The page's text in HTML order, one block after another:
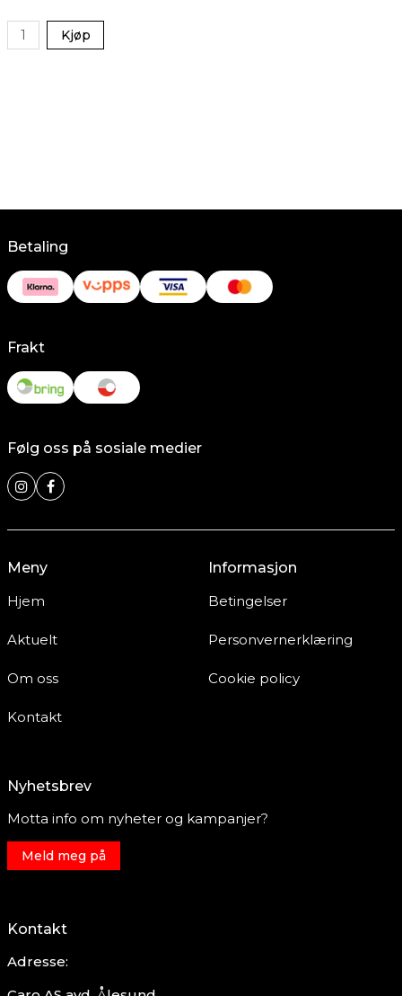
Kjøp
Betaling
Frakt
Følg oss på sosiale medier
Meny
Hjem
Aktuelt
Om oss
Kontakt
Informasjon
Betingelser
Personvernerklæring
Cookie policy
Nyhetsbrev
Motta info om nyheter og kampanjer?
Meld meg på
Kontakt
Adresse: